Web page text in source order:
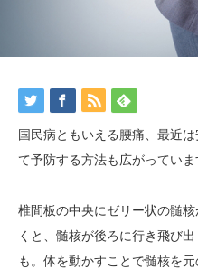
国民病ともいえる腰痛、最近
て予防する方法も広がっていま
椎間板の中央にゼリー状の髄
くと、髄核が後ろに行き飛び
も。体を動かすことで髄核を